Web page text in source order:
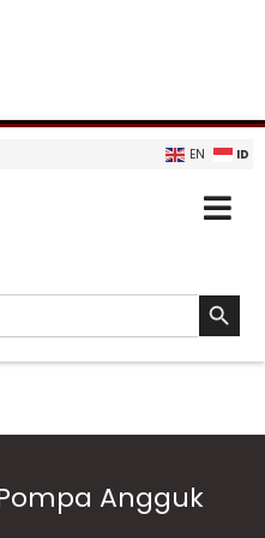
EN ID
SEARCH
Angguk